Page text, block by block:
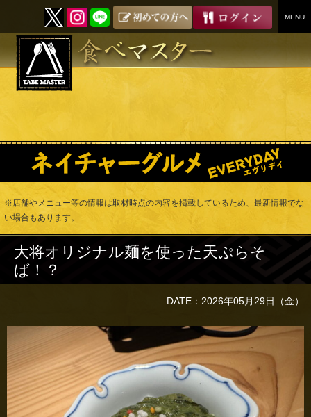
MENU
SKIP
※店舗やメニュー等の情報は取材時点の内容を掲載しているため、最新情報でな
い場合もあります。
大将オリジナル麺を使った天ぷらそ
ば！？
DATE：2026年05月29日（金）